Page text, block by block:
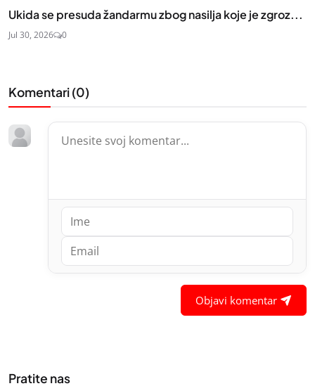
Ukida se presuda žandarmu zbog nasilja koje je zgroz...
Jul 30, 2026 0
Komentari (0)
Objavi komentar
Pratite nas